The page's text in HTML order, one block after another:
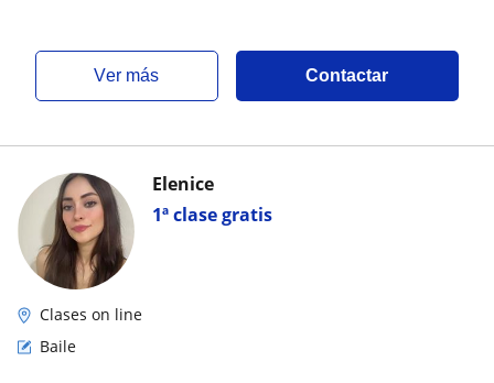
ver más Contactar
1ª clase gratis
Elenice
Clases on line
Baile